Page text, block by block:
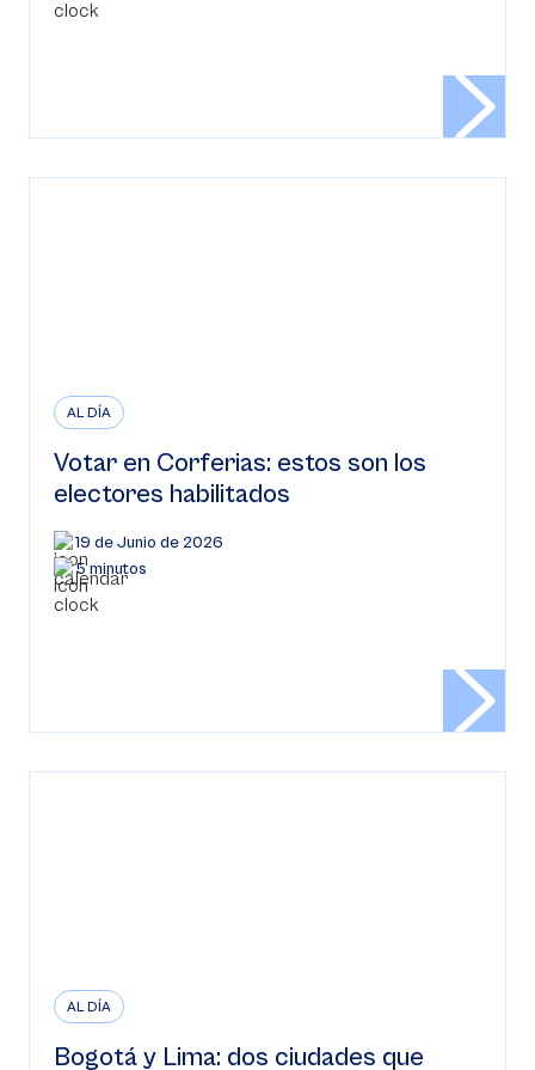
AL DÍA
Votar en Corferias: estos son los
electores habilitados
19 de Junio de 2026
5 minutos
AL DÍA
Bogotá y Lima: dos ciudades que